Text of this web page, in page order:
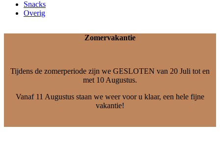
Snacks
Overig
Zomervakantie
Tijdens de zomerperiode zijn we GESLOTEN van 20 Juli tot en
met 10 Augustus.
Vanaf 11 Augustus staan we weer voor u klaar, een hele fijne
vakantie!